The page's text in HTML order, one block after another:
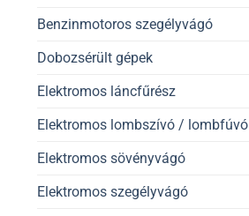
Benzinmotoros szegélyvágó
Dobozsérült gépek
Elektromos láncfűrész
Elektromos lombszívó / lombfúvó
Elektromos sövényvágó
Elektromos szegélyvágó